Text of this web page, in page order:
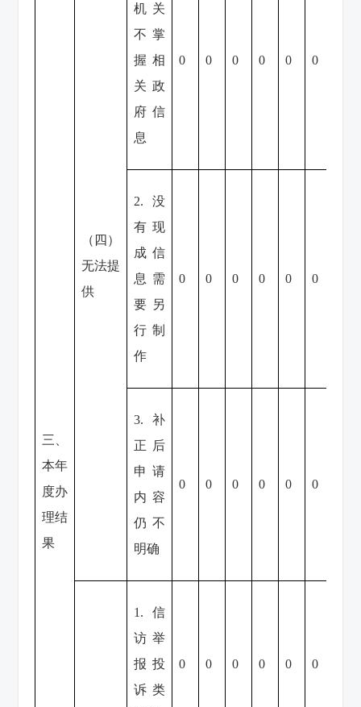
三、
本年
度办
理结
果
（四）
无法提
供
机关
不掌
握相
关政
府信
息
0 0 0 0 0 0
2.没
有现
成信
息需
要另
行制
作
0 0 0 0 0 0
3.补
正后
申请
内容
仍不
明确
0 0 0 0 0 0
1.信
访举
报投
诉类
0 0 0 0 0 0